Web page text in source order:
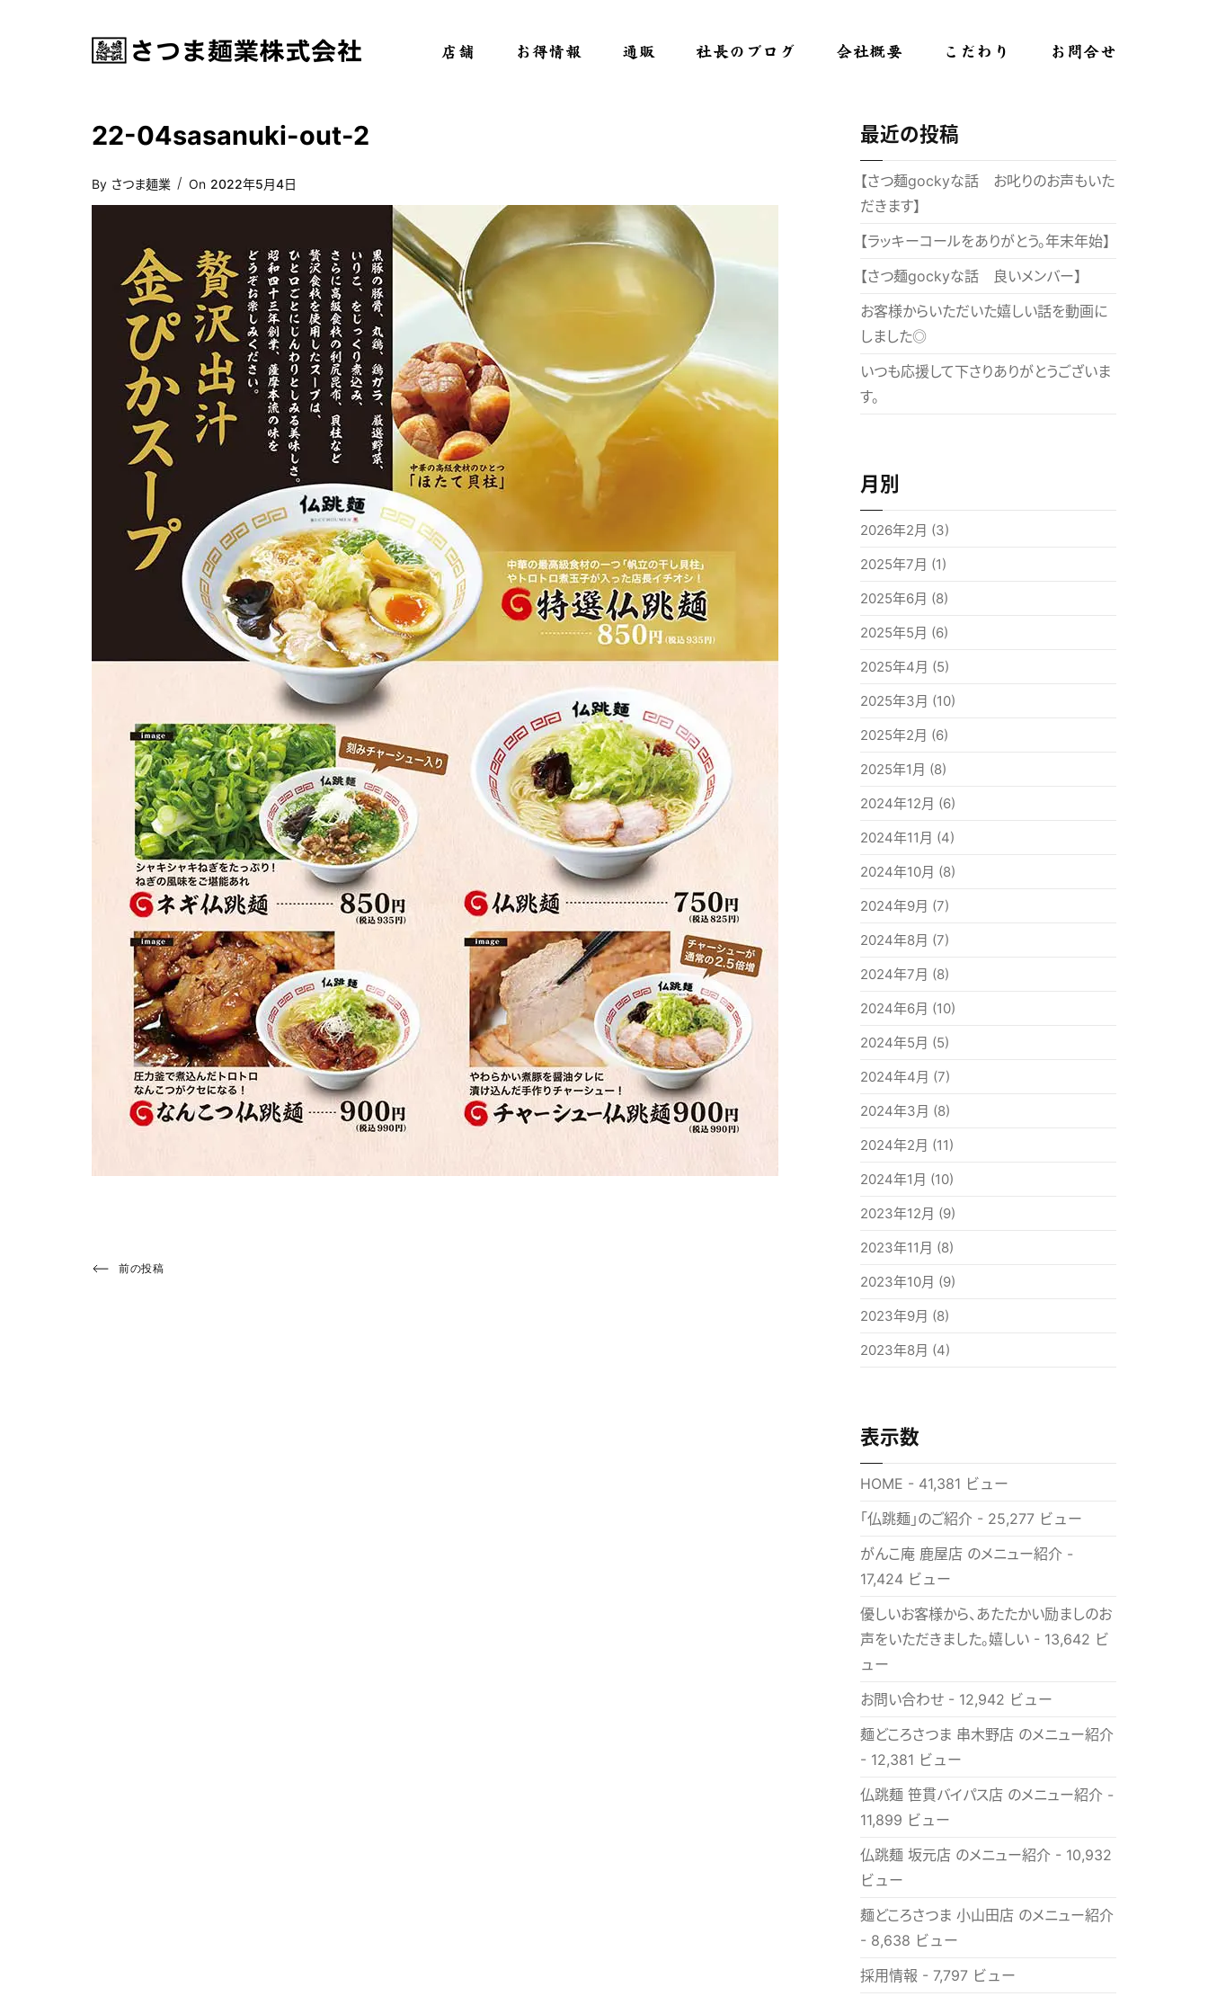
店舗 お得情報 通販 社長のブログ 会社概要 こだわり お問合せ
22-04sasanuki-out-2
By さつま麺業
Posted
On
On 2022年5月4日
投
Previous
前の投稿
最近の投稿
【さつ麺gockyな話 お叱りのお声もいた
だきます】
【ラッキーコールをありがとう。年末年始】
【さつ麺gockyな話 良いメンバー】
お客様からいただいた嬉しい話を動画に
しました◎
いつも応援して下さりありがとうございま
す。
月別
2026年2月 (3)
2025年7月 (1)
2025年6月 (8)
2025年5月 (6)
2025年4月 (5)
2025年3月 (10)
2025年2月 (6)
2025年1月 (8)
2024年12月 (6)
2024年11月 (4)
2024年10月 (8)
2024年9月 (7)
2024年8月 (7)
2024年7月 (8)
2024年6月 (10)
2024年5月 (5)
2024年4月 (7)
2024年3月 (8)
2024年2月 (11)
2024年1月 (10)
2023年12月 (9)
2023年11月 (8)
2023年10月 (9)
2023年9月 (8)
2023年8月 (4)
表示数
HOME - 41,381 ビュー
「仏跳麺」のご紹介 - 25,277 ビュー
がんこ庵 鹿屋店 のメニュー紹介 -
17,424 ビュー
優しいお客様から、あたたかい励ましのお
声をいただきました。嬉しい - 13,642 ビ
ュー
お問い合わせ - 12,942 ビュー
麺どころさつま 串木野店 のメニュー紹介
- 12,381 ビュー
仏跳麺 笹貫バイパス店 のメニュー紹介 -
11,899 ビュー
仏跳麺 坂元店 のメニュー紹介 - 10,932
ビュー
麺どころさつま 小山田店 のメニュー紹介
- 8,638 ビュー
採用情報 - 7,797 ビュー